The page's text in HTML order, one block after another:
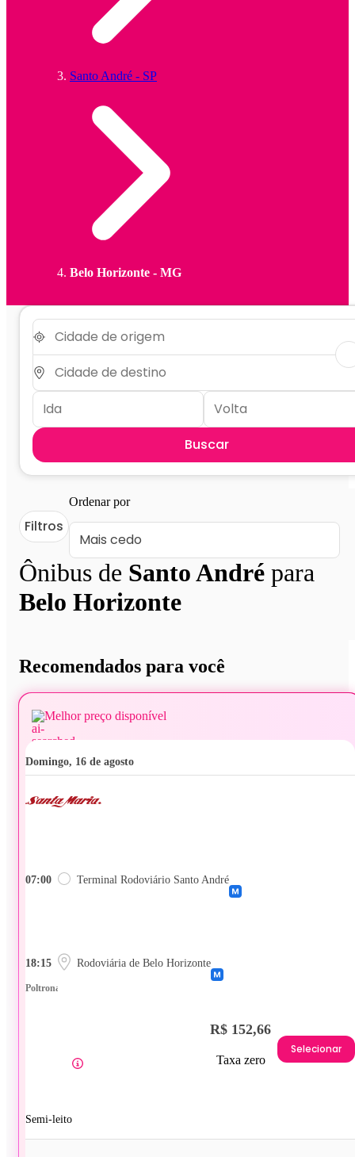
Santo André - SP
Belo Horizonte - MG
Buscar
Ônibus de Santo André para
Belo Horizonte
Filtros
Ordenar por
Recomendados para você
Melhor preço disponível
domingo, 16 de agosto
07:00 Terminal Rodoviário Santo André
18:15 Rodoviária de Belo Horizonte
Poltrona
Semi-leito
R$ 152,66
Taxa zero
Selecionar